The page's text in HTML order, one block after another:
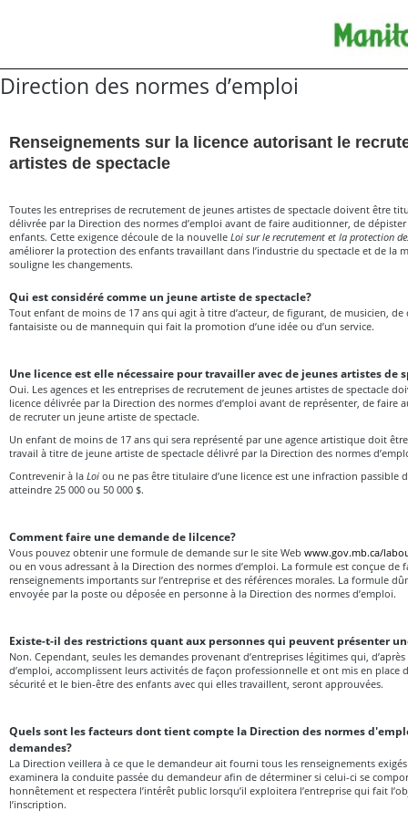
Direction des normes d’emploi
Renseignements sur la licence autorisant le
artistes de spectacle
Toutes les entreprises de recrutement de jeunes artistes de spectacle doivent être
délivrée par la Direction des normes d’emploi avant de faire auditionner, de
enfants. Cette exigence découle de la nouvelle Loi sur le recrutement et la protection
améliorer la protection des enfants travaillant dans l’industrie du spectacle et de la
souligne les changements.
Qui est considéré comme un jeune artiste de spectacle?
Tout enfant de moins de 17 ans qui agit à titre d’acteur, de figurant, de musicien,
fantaisiste ou de mannequin qui fait la promotion d’une idée ou d’un service.
Une licence est elle nécessaire pour travailler avec de jeunes artistes de
Oui. Les agences et les entreprises de recrutement de jeunes artistes de spectacle
licence délivrée par la Direction des normes d’emploi avant de représenter, de faire
de recruter un jeune artiste de spectacle.
Un enfant de moins de 17 ans qui sera représenté par une agence artistique doit
travail à titre de jeune artiste de spectacle délivré par la Direction des normes
Contrevenir à la Loi ou ne pas être titulaire d’une licence est une infraction passible
atteindre 25 000 ou 50 000 $.
Comment faire une demande de lilcence?
Vous pouvez obtenir une formule de demande sur le site Web www.gov.mb.ca/
ou en vous adressant à la Direction des normes d’emploi. La formule est conçue de
renseignements importants sur l’entreprise et des références morales. La formule
envoyée par la poste ou déposée en personne à la Direction des normes d’emploi.
Existe-t-il des restrictions quant aux personnes qui peuvent présenter
Non. Cependant, seules les demandes provenant d’entreprises légitimes qui,
d’emploi, accomplissent leurs activités de façon professionnelle et ont mis en place
sécurité et le bien-être des enfants avec qui elles travaillent, seront approuvées.
Quels sont les facteurs dont tient compte la Direction des normes
demandes?
La Direction veillera à ce que le demandeur ait fourni tous les renseignements
examinera la conduite passée du demandeur afin de déterminer si celui-ci se
honnêtement et respectera l’intérêt public lorsqu’il exploitera l’entreprise qui fait
l’inscription.